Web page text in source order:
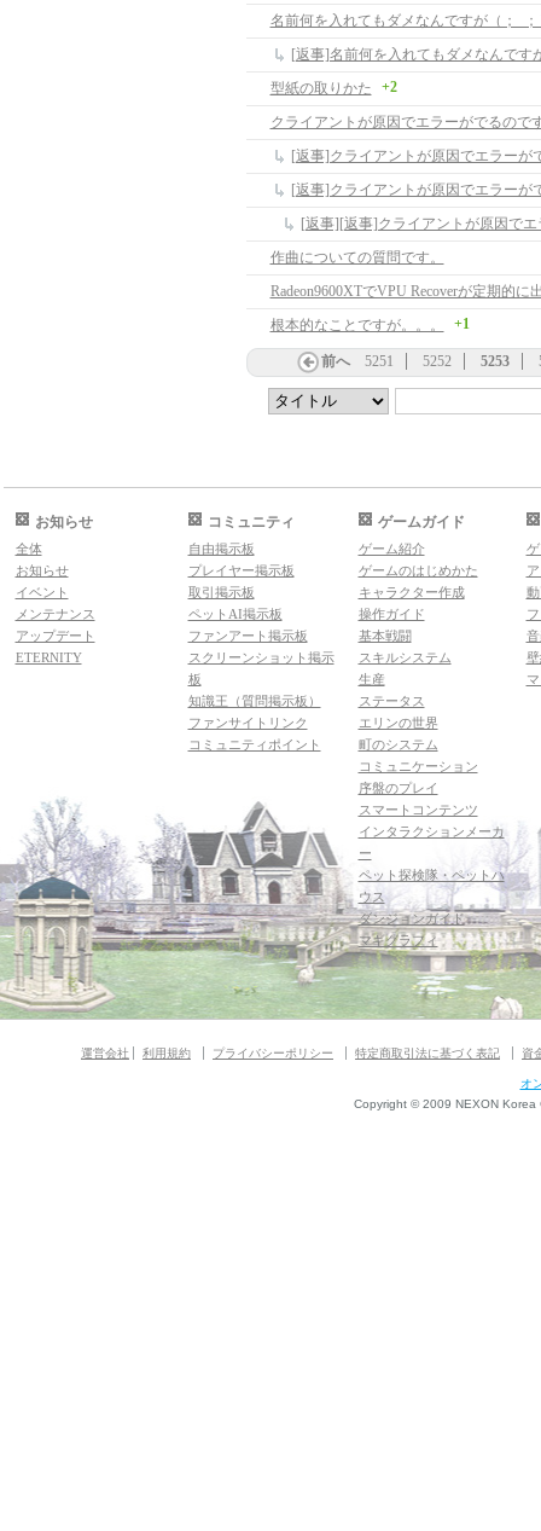
名前何を入れてもダメなんですが（；_；
[返事]名前何を入れてもダメなんです
型紙の取りかた
+2
クライアントが原因でエラーがでるので
作曲についての質問です。
Radeon9600XTでVPU Recoverが定期的に
根本的なことですが。。。
+1
前へ 5251 5252 5253
お知らせ
全体
お知らせ
イベント
メンテナンス
アップデート
ETERNITY
コミュニティ
自由掲示板
プレイヤー掲示板
取引掲示板
ペットAI掲示板
ファンアート掲示板
スクリーンショット掲示
板
知識王（質問掲示板）
ファンサイトリンク
コミュニティポイント
ゲームガイド
ゲーム紹介
ゲームのはじめかた
キャラクター作成
操作ガイド
基本戦闘
スキルシステム
生産
ステータス
エリンの世界
町のシステム
コミュニケーション
序盤のプレイ
スマートコンテンツ
インタラクションメーカ
ー
ペット探検隊・ペットハ
ウス
ダンジョンガイド
マギグラフィ
運営会社 利用規約 プライバシーポリシー 特定商取引法に基づく表記 資
オ
Copyright © 2009 NEXON Korea